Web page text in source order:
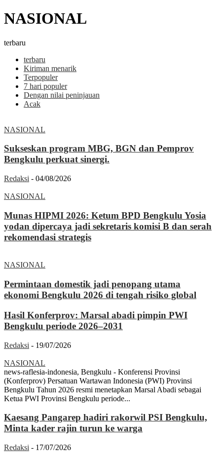
NASIONAL
terbaru
terbaru
Kiriman menarik
Terpopuler
7 hari populer
Dengan nilai peninjauan
Acak
NASIONAL
Sukseskan program MBG, BGN dan Pemprov
Bengkulu perkuat sinergi.
Redaksi - 04/08/2026
NASIONAL
Munas HIPMI 2026: Ketum BPD Bengkulu Yosia
yodan dipercaya jadi sekretaris komisi B dan serah
rekomendasi strategis
NASIONAL
Permintaan domestik jadi penopang utama
ekonomi Bengkulu 2026 di tengah risiko global
Hasil Konferprov: Marsal abadi pimpin PWI
Bengkulu periode 2026–2031
Redaksi - 19/07/2026
NASIONAL
news-raflesia-indonesia, Bengkulu - Konferensi Provinsi
(Konferprov) Persatuan Wartawan Indonesia (PWI) Provinsi
Bengkulu Tahun 2026 resmi menetapkan Marsal Abadi sebagai
Ketua PWI Provinsi Bengkulu periode...
Kaesang Pangarep hadiri rakorwil PSI Bengkulu,
Minta kader rajin turun ke warga
Redaksi - 17/07/2026